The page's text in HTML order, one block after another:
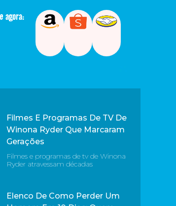
Filmes E Programas De TV De
Winona Ryder Que Marcaram
Gerações
Filmes e programas de tv de Winona
Ryder atravessam décadas
Elenco De Como Perder Um
agora: